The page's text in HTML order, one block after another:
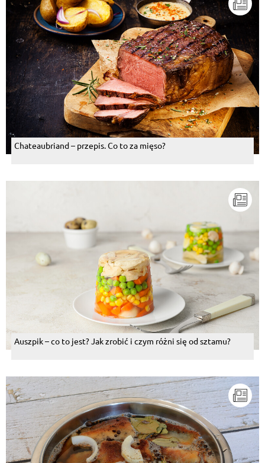
Chateaubriand – przepis. Co to za mięso?
Auszpik – co to jest? Jak zrobić i czym różni się od sztamu?